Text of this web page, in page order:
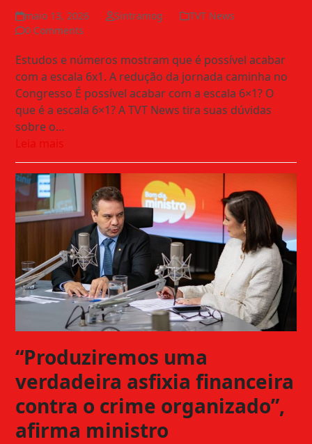
maio 13, 2026 Sintramog
TVT News
0 Comments
Estudos e números mostram que é possível acabar
com a escala 6x1. A redução da jornada caminha no
Congresso É possível acabar com a escala 6×1? O
que é a escala 6×1? A TVT News tira suas dúvidas
sobre o…
Leia mais
“Produziremos uma
verdadeira asfixia financeira
contra o crime organizado”,
afirma ministro